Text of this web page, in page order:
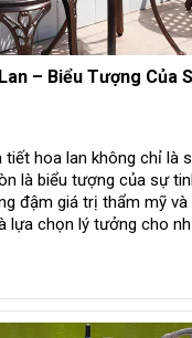
– Biểu Tượng Của
tiết hoa lan không chỉ là
là biểu tượng của sự
đậm giá trị thẩm mỹ và
lựa chọn lý tưởng cho